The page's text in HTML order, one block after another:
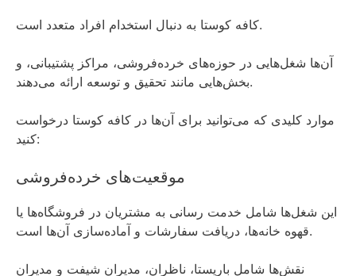
کافه کوستا به دنبال استخدام افراد متعدد است.
آن‌ها شغل‌هایی در حوزه‌های خرده‌فروشی، مراکز پشتیبانی، و
بخش‌هایی مانند تحقیق و توسعه ارائه می‌دهند.
موارد کلیدی که می‌توانید برای آن‌ها در کافه کوستا درخواست
کنید:
موقعیت‌های خرده‌فروشی
این شغل‌ها شامل خدمت رسانی به مشتریان در فروشگاه‌ها یا
قهوه خانه‌ها، دریافت سفارشات و آماده‌سازی آن‌ها است.
نقش‌ها شامل باریستا، ناظران، مدیران شیفت و مدیران